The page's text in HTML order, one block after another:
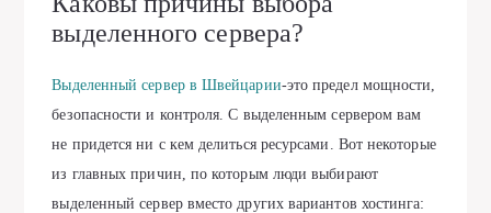
выделенного сервера?
Выделенный сервер в Швейцарии-это предел мощности,
безопасности и контроля. С выделенным сервером вам
не придется ни с кем делиться ресурсами. Вот некоторые
из главных причин, по которым люди выбирают
выделенный сервер вместо других вариантов хостинга: